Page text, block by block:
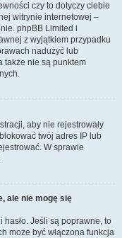
czy to dotyczy ciebie
witrynie internetowej –
phpBB Limited i
z wyjątkiem przypadku
nadużyć lub
także nie są punktem
aby nie rejestrowały
twój adres IP lub
W sprawie
ale nie mogę się
Jeśli są poprawne, to
może być włączona funkcja